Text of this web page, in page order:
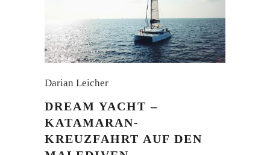
Darian Leicher
DREAM YACHT –
KATAMARAN-
KREUZFAHRT AUF DEN